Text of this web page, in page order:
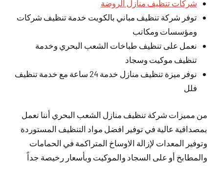
شركات تنظيف منازل الروضة
توفر شركة تنظيف مباني بالكويت خدمة تنظيف شركات
ومؤسسات ومكاتب
نعمل على تنظيف طباخات الشعب البحري وخدمة
تنظيف موكيت وسجاد
نوفر ميزة تنظيف منازل خدمة 24 ساعة مع خدمة تنظيف
فلل
من مميزات شركة تنظيف منازل الشعب البحري أننا نعمل
بمصداقية عالية في توفير افضل مواد التنظيف المستوردة
وتوفير المعدات لإزالة الاوساخ المتراكمة في الحمامات
والمطابخ أو على السجاد والموكيت وبأسعار رخيصة جداً